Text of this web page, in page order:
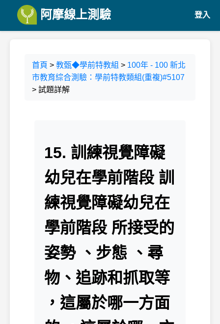
阿摩線上測驗 登入
首頁 > 教甄◆學前特教組 > 100年 - 100 新北
市教育綜合測驗：學前特教類組(重複)#5107
> 試題詳解
15. 訓練視覺障礙
幼兒在學前階段 訓
練視覺障礙幼兒在
學前階段 所接受的
姿勢 、步態 、尋
物、追跡和抓取等
，這屬於哪一方面